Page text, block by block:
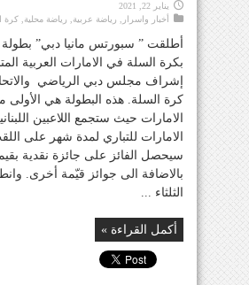
يناير 22, 2021
أخبار واسرار
رياضة عربية رياضة محلية كرة
أطلقت ” سبورتس مانيا دبي” بطولة
بكرة السلة في الامارات العربية
إشراف مجلس دبي الرياضي
كرة السلة. هذه البطولة هي الأولى
الامارات حيث ستجمع اللاعبين
الامارات للتباري لمدة شهر على
بالاضافة الى جوائز قيّمة أخرى.
الثلثاء ...
أكمل القراءة »